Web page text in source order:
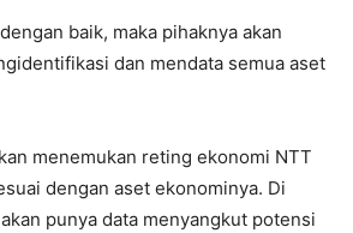
baik, maka pihaknya akan
dan mendata semua aset
menemukan reting ekonomi NTT
dengan aset ekonominya. Di
punya data menyangkut potensi